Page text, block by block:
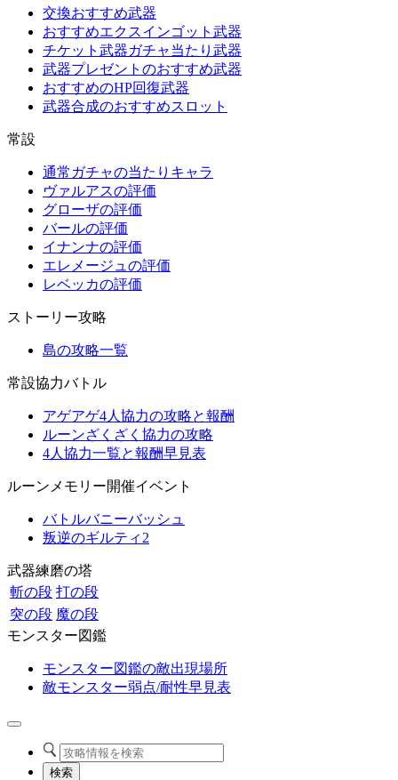
交換おすすめ武器
おすすめエクスインゴット武器
チケット武器ガチャ当たり武器
武器プレゼントのおすすめ武器
おすすめのHP回復武器
武器合成のおすすめスロット
常設
通常ガチャの当たりキャラ
ヴァルアスの評価
グローザの評価
バールの評価
イナンナの評価
エレメージュの評価
レベッカの評価
ストーリー攻略
島の攻略一覧
常設協力バトル
アゲアゲ4人協力の攻略と報酬
ルーンざくざく協力の攻略
4人協力一覧と報酬早見表
ルーンメモリー開催イベント
バトルバニーバッシュ
叛逆のギルティ2
武器練磨の塔
斬の段 打の段
突の段 魔の段
モンスター図鑑
モンスター図鑑の敵出現場所
敵モンスター弱点/耐性早見表
検索